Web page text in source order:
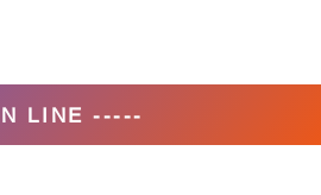
LINE -----